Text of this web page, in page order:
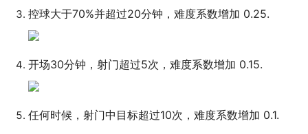
控球大于70%并超过20分钟，难度系数增加 0.25.
开场30分钟，射门超过5次，难度系数增加 0.15.
任何时候，射门中目标超过10次，难度系数增加 0.1.